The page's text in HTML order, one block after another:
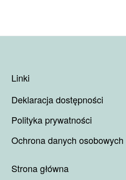
Linki
Deklaracja dostępności
Polityka prywatności
Ochrona danych osobowych
Strona główna